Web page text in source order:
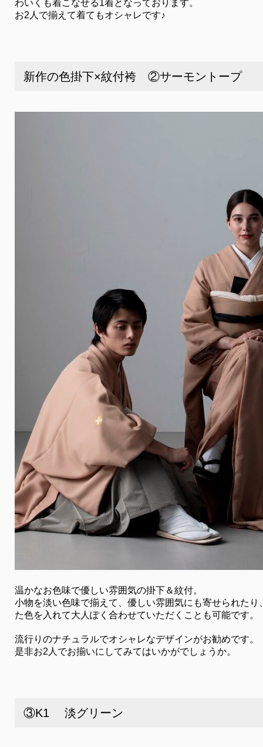
わいくも着こなせる1着となっております。
お2人で揃えて着てもオシャレです♪
新作の色掛下×紋付袴 ②サーモントープ
温かなお色味で優しい雰囲気の掛下＆紋付。
小物を淡い色味で揃えて、優しい雰囲気にも寄せられたり
た色を入れて大人ぽく合わせていただくことも可能です。
流行りのナチュラルでオシャレなデザインがお勧めです。
是非お2人でお揃いにしてみてはいかがでしょうか。
③K1 淡グリーン